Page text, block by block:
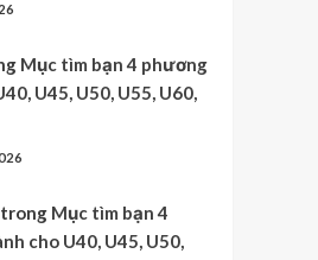
Mục tìm bạn 4 phương
U45, U50, U55, U60,
trong Mục tìm bạn 4
cho U40, U45, U50,